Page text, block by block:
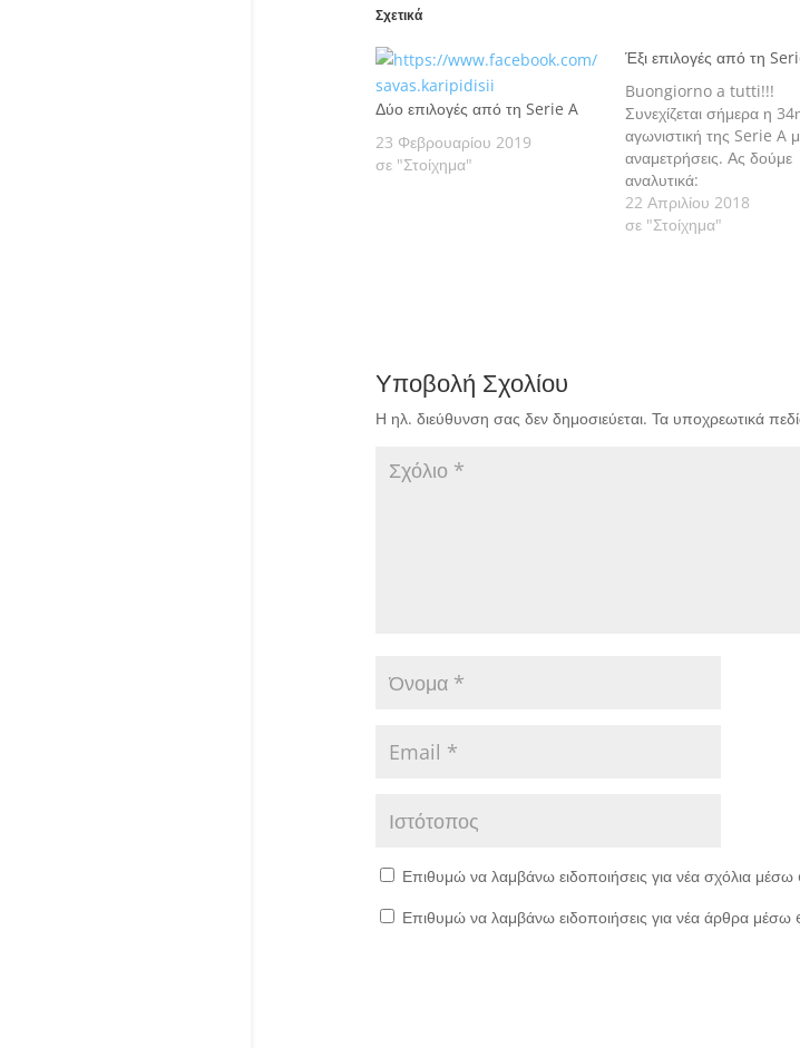
Σχετικά
Δύο επιλογές από τη Serie A
23 Φεβρουαρίου 2019
σε "Στοίχημα"
Έξι επιλογές από τη
Buongiorno a tutti!!!
Συνεχίζεται σήμερα η
αγωνιστική της Serie A
αναμετρήσεις. Ας δούμε
αναλυτικά:
22 Απριλίου 2018
σε "Στοίχημα"
Υποβολή Σχολίου
Η ηλ. διεύθυνση σας δεν δημοσιεύεται. Τα υποχρεωτικά
Επιθυμώ να λαμβάνω ειδοποιήσεις για νέα σχόλια
Επιθυμώ να λαμβάνω ειδοποιήσεις για νέα άρθρα μέσω